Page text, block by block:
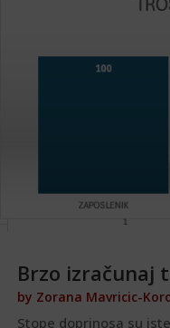
Brzo izračunaj
by Zorana Mavricic-
Stope doprinosa su